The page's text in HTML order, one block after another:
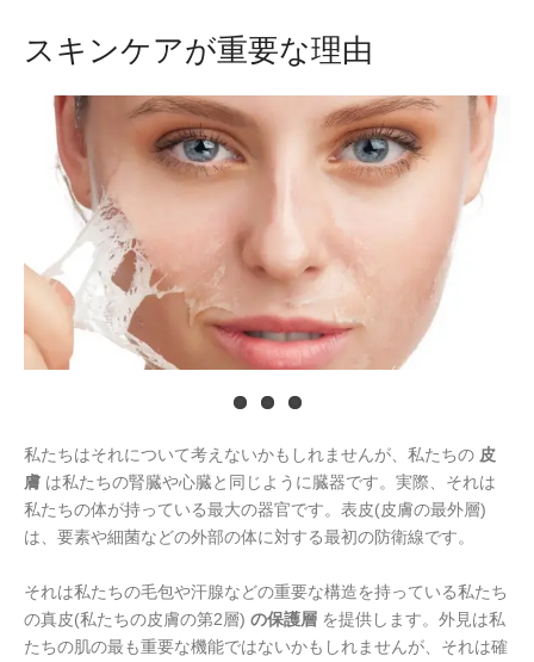
スキンケアが重要な理由
私たちはそれについて考えないかもしれませんが、私たちの 皮
膚 は私たちの腎臓や心臓と同じように臓器です。実際、それは
私たちの体が持っている最大の器官です。表皮(皮膚の最外層)
は、要素や細菌などの外部の体に対する最初の防衛線です。
それは私たちの毛包や汗腺などの重要な構造を持っている私たち
の真皮(私たちの皮膚の第2層) の保護層 を提供します。外見は私
たちの肌の最も重要な機能ではないかもしれませんが、それは確